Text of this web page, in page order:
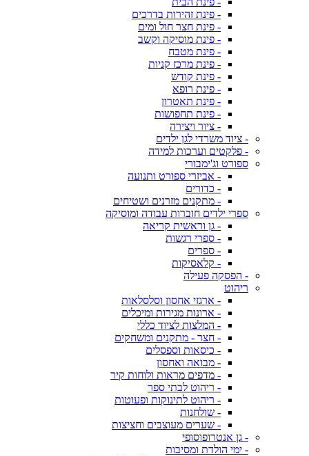
- פינת זהירות בדרכים
- פינת חצר חול ומים
- פינת מוסיקה וקשב
- פינת מטבח
- פינת מרכז קניות
- פינת קודש
- פינת רופא
- פינת תאטרון
- פינת תחפושות
- ציור ויצירה
- ציוד משרדי לגן ילדים
- פלקטים וערכות למידה
ספורט וג'ימבורי
- אביזרי ספורט ותנועה
- כדורים
- מתקנים מזרנים ושטיחים
ספרי ילדים חוברות עבודה ומוסיקה
- גן וראשית קריאה
- ספרי רגשות
- ספרים
- קלאסיקות
- הפסקה פעילה
ריהוט
- ארגזי אחסון וסלסלאות
- ארונות מגירות ומיכלים
- המלצות לציוד כללי
- חצר - מתקנים ומשחקים
- כיסאות וספסלים
- מבואה ואחסון
- מדפים מראות ולוחות קיר
- ריהוט לבתי ספר
- ריהוט לתינוקות ופעוטות
- שולחנות
- שערים מעוצבים וחציצות
- גן אנטרופוסופי
- ימי הולדת ומסיבות